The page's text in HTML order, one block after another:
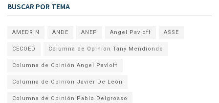
BUSCAR POR TEMA
AMEDRIN ANDE ANEP Angel Pavloff ASSE
CECOED Columna de Opinion Tany Mendiondo
Columna de Opinión Angel Pavloff
Columna de Opinión Javier De León
Columna de Opinión Pablo Delgrosso